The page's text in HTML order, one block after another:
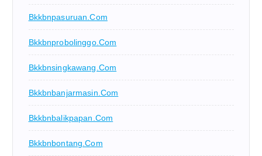
Bkkbnpasuruan.com
Bkkbnprobolinggo.com
Bkkbnsingkawang.com
Bkkbnbanjarmasin.com
Bkkbnbalikpapan.com
Bkkbnbontang.com